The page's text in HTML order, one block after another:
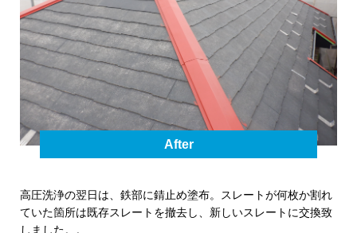
After
高圧洗浄の翌日は、鉄部に錆止め塗布。スレートが何枚か割れ
ていた箇所は既存スレートを撤去し、新しいスレートに交換致
しました。。